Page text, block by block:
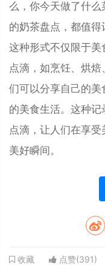
么，你今天做了什
的奶茶盘点，都值得
这种形式不仅限于
点滴，如烹饪、烘
们可以分享自己的
的美食生活。这种
点滴，让人们在享
美好瞬间。‌‌‌‌‌‌
收藏 点赞(391)